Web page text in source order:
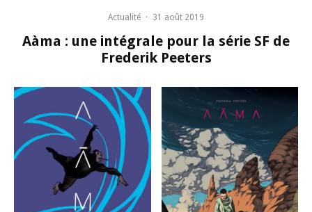
Actualité · 31 août 2019
Aàma : une intégrale pour la série SF de
Frederik Peeters